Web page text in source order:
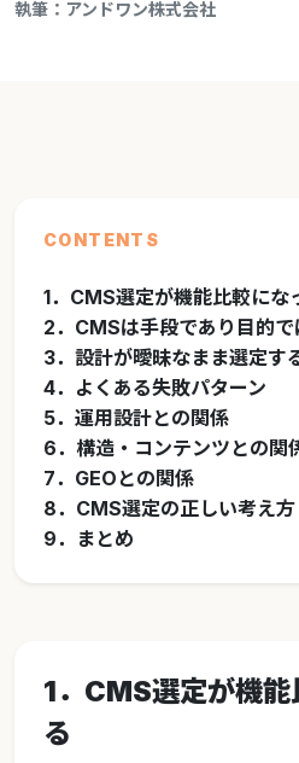
執筆：アンドワン株式会社
CONTENTS
1．CMS選定が機能比較にな
2．CMSは手段であり目的で
3．設計が曖昧なまま選定す
4．よくある失敗パターン
5．運用設計との関係
6．構造・コンテンツとの関
7．GEOとの関係
8．CMS選定の正しい考え方
9．まとめ
1．CMS選定が機能
る